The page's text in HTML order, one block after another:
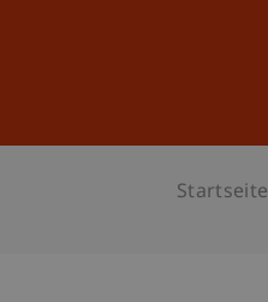
Startseite